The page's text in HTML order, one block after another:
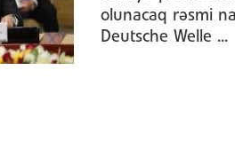
olunacaq rəsmi
Deutsche Welle ...